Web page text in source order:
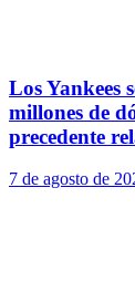
Los Yankees
millones de
precedente
7 de agosto de